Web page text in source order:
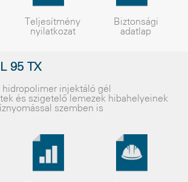
Teljesítmény
nyilatkozat
Biztonsági
adatlap
95 TX
hidropolimer injektáló gél
és szigetelõ lemezek hibahelyeinek
szemben is